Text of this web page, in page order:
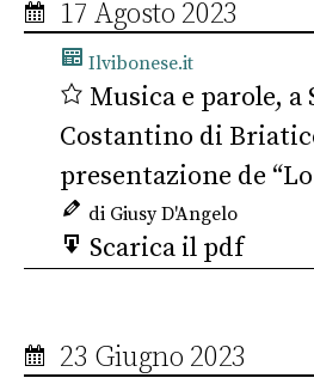
17 Agosto 2023
Ilvibonese.it
Musica e parole, a
Costantino di
presentazione de
di Giusy D'Angelo
Scarica il pdf
23 Giugno 2023